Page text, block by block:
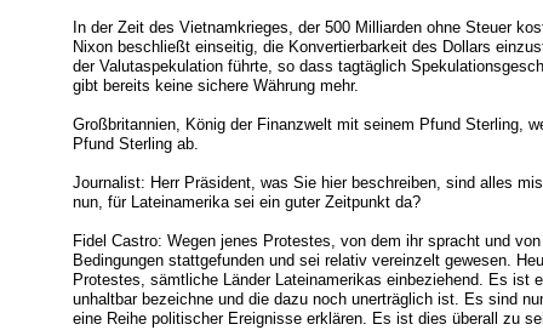
In der Zeit des Vietnamkrieges, der 500 Milliarden ohne Steuer
Nixon beschließt einseitig, die Konvertierbarkeit des Dollars
der Valutaspekulation führte, so dass tagtäglich
gibt bereits keine sichere Währung mehr.
Großbritannien, König der Finanzwelt mit seinem Pfund Sterling,
Pfund Sterling ab.
Journalist: Herr Präsident, was Sie hier beschreiben, sind alles
nun, für Lateinamerika sei ein guter Zeitpunkt da?
Fidel Castro: Wegen jenes Protestes, von dem ihr spracht und
Bedingungen stattgefunden und sei relativ vereinzelt gewesen.
Protestes, sämtliche Länder Lateinamerikas einbeziehend. Es ist
unhaltbar bezeichne und die dazu noch unerträglich ist. Es sind
eine Reihe politischer Ereignisse erklären. Es ist dies überall zu